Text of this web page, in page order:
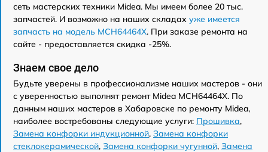
сеть мастерских техники Midea. Мы имеем более 20 тыс.
запчастей. И возможно на наших складах уже имеется
запчасть на модель MCH64464X. При заказе ремонта на
сайте - предоставляется скидка -25%.
Знаем свое дело
Будьте уверены в профессионализме наших мастеров - они
с уверенностью выполнят ремонт Midea MCH64464X. По
данным наших мастеров в Хабаровске по ремонту Midea,
наиболее востребованы следующие услуги: Прошивка,
Замена конфорки индукционной, Замена конфорки
стеклокерамической, Замена конфорки чугунной, Замена